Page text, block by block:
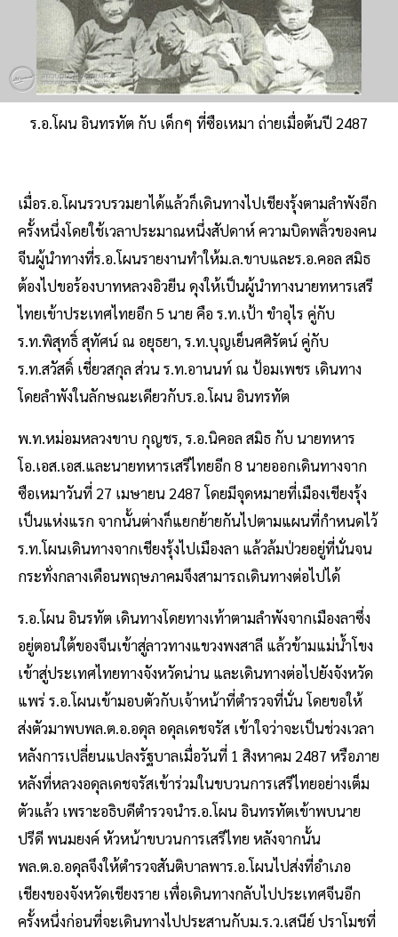
ร.อ.โผน อินทรทัต กับ เด็กๆ ที่ซือเหมา ถ่ายเมื่อต้นปี 2487
เมื่อร.อ.โผนรวบรวมยาได้แล้วก็เดินทางไปเชียงรุ้งตามลำพังอีก
ครั้งหนึ่งโดยใช้เวลาประมาณหนึ่งสัปดาห์ ความบิดพลิ้วของคน
จีนผู้นำทางที่ร.อ.โผนรายงานทำให้ม.ล.ขาบและร.อ.คอล สมิธ
ต้องไปขอร้องบาทหลวงอิวยีน ดุงให้เป็นผู้นำทางนายทหารเสรี
ไทยเข้าประเทศไทยอีก 5 นาย คือ ร.ท.เป้า ขำอุไร คู่กับ
ร.ท.พิสุทธิ์ สุทัศน์ ณ อยุธยา, ร.ท.บุญเย็นศศิรัตน์ คู่กับ
ร.ท.สวัสดิ์ เชี่ยวสกุล ส่วน ร.ท.อานนท์ ณ ป้อมเพชร เดินทาง
โดยลำพังในลักษณะเดียวกับร.อ.โผน อินทรทัต
พ.ท.หม่อมหลวงขาบ กุญชร, ร.อ.นิคอล สมิธ กับ นายทหาร
โอ.เอส.เอส.และนายทหารเสรีไทยอีก 8 นายออกเดินทางจาก
ซือเหมาวันที่ 27 เมษายน 2487 โดยมีจุดหมายที่เมืองเชียงรุ้ง
เป็นแห่งแรก จากนั้นต่างก็แยกย้ายกันไปตามแผนที่กำหนดไว้
ร.ท.โผนเดินทางจากเชียงรุ้งไปเมืองลา แล้วล้มป่วยอยู่ที่นั่นจน
กระทั่งกลางเดือนพฤษภาคมจึงสามารถเดินทางต่อไปได้
ร.อ.โผน อินรทัต เดินทางโดยทางเท้าตามลำพังจากเมืองลาซึ่ง
อยู่ตอนใต้ของจีนเข้าสู่ลาวทางแขวงพงสาลี แล้วข้ามแม่น้ำโขง
เข้าสู่ประเทศไทยทางจังหวัดน่าน และเดินทางต่อไปยังจังหวัด
แพร่ ร.อ.โผนเข้ามอบตัวกับเจ้าหน้าที่ตำรวจที่นั่น โดยขอให้
ส่งตัวมาพบพล.ต.อ.อดุล อดุลเดชจรัส เข้าใจว่าจะเป็นช่วงเวลา
หลังการเปลี่ยนแปลงรัฐบาลเมื่อวันที่ 1 สิงหาคม 2487 หรือภาย
หลังที่หลวงอดุลเดชจรัสเข้าร่วมในขบวนการเสรีไทยอย่างเต็ม
ตัวแล้ว เพราะอธิบดีตำรวจนำร.อ.โผน อินทรทัตเข้าพบนาย
ปรีดี พนมยงค์ หัวหน้าขบวนการเสรีไทย หลังจากนั้น
พล.ต.อ.อดุลจึงให้ตำรวจสันติบาลพาร.อ.โผนไปส่งที่อำเภอ
เชียงของจังหวัดเชียงราย เพื่อเดินทางกลับไปประเทศจีนอีก
ครั้งหนึ่งก่อนที่จะเดินทางไปประสานกับม.ร.ว.เสนีย์ ปราโมชที่